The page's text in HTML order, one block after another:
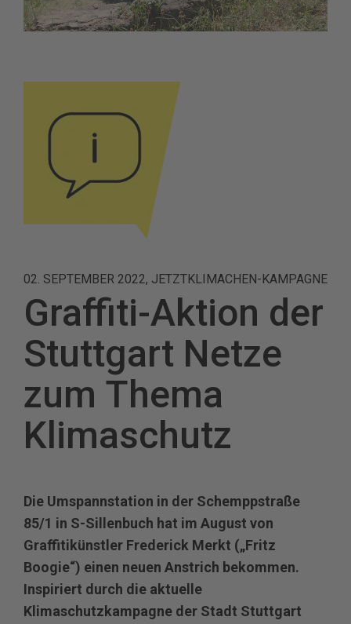
02. SEPTEMBER 2022, JETZTKLIMACHEN-KAMPAGNE
Graffiti-Aktion der
Stuttgart Netze
zum Thema
Klimaschutz
Die Umspannstation in der Schemppstraße
85/1 in S-Sillenbuch hat im August von
Graffitikünstler Frederick Merkt („Fritz
Boogie“) einen neuen Anstrich bekommen.
Inspiriert durch die aktuelle
Klimaschutzkampagne der Stadt Stuttgart